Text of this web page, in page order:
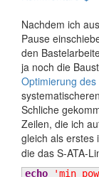
Nachdem ich
Pause
den
ja noch die
Optimierung
Schliche
Zeilen, die ich
gleich als erstes
die das S-ATA-
echo